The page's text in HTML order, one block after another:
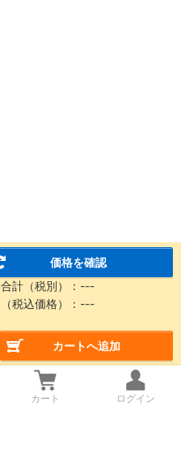
価格を確認
合計（税別）： ---
（税込価格）： ---
カートへ追加
カート ログイン